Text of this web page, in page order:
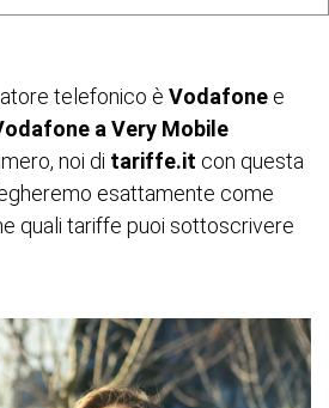
telefonico è Vodafone e
a Very Mobile
noi di tariffe.it con questa
esattamente come
quali tariffe puoi sottoscrivere